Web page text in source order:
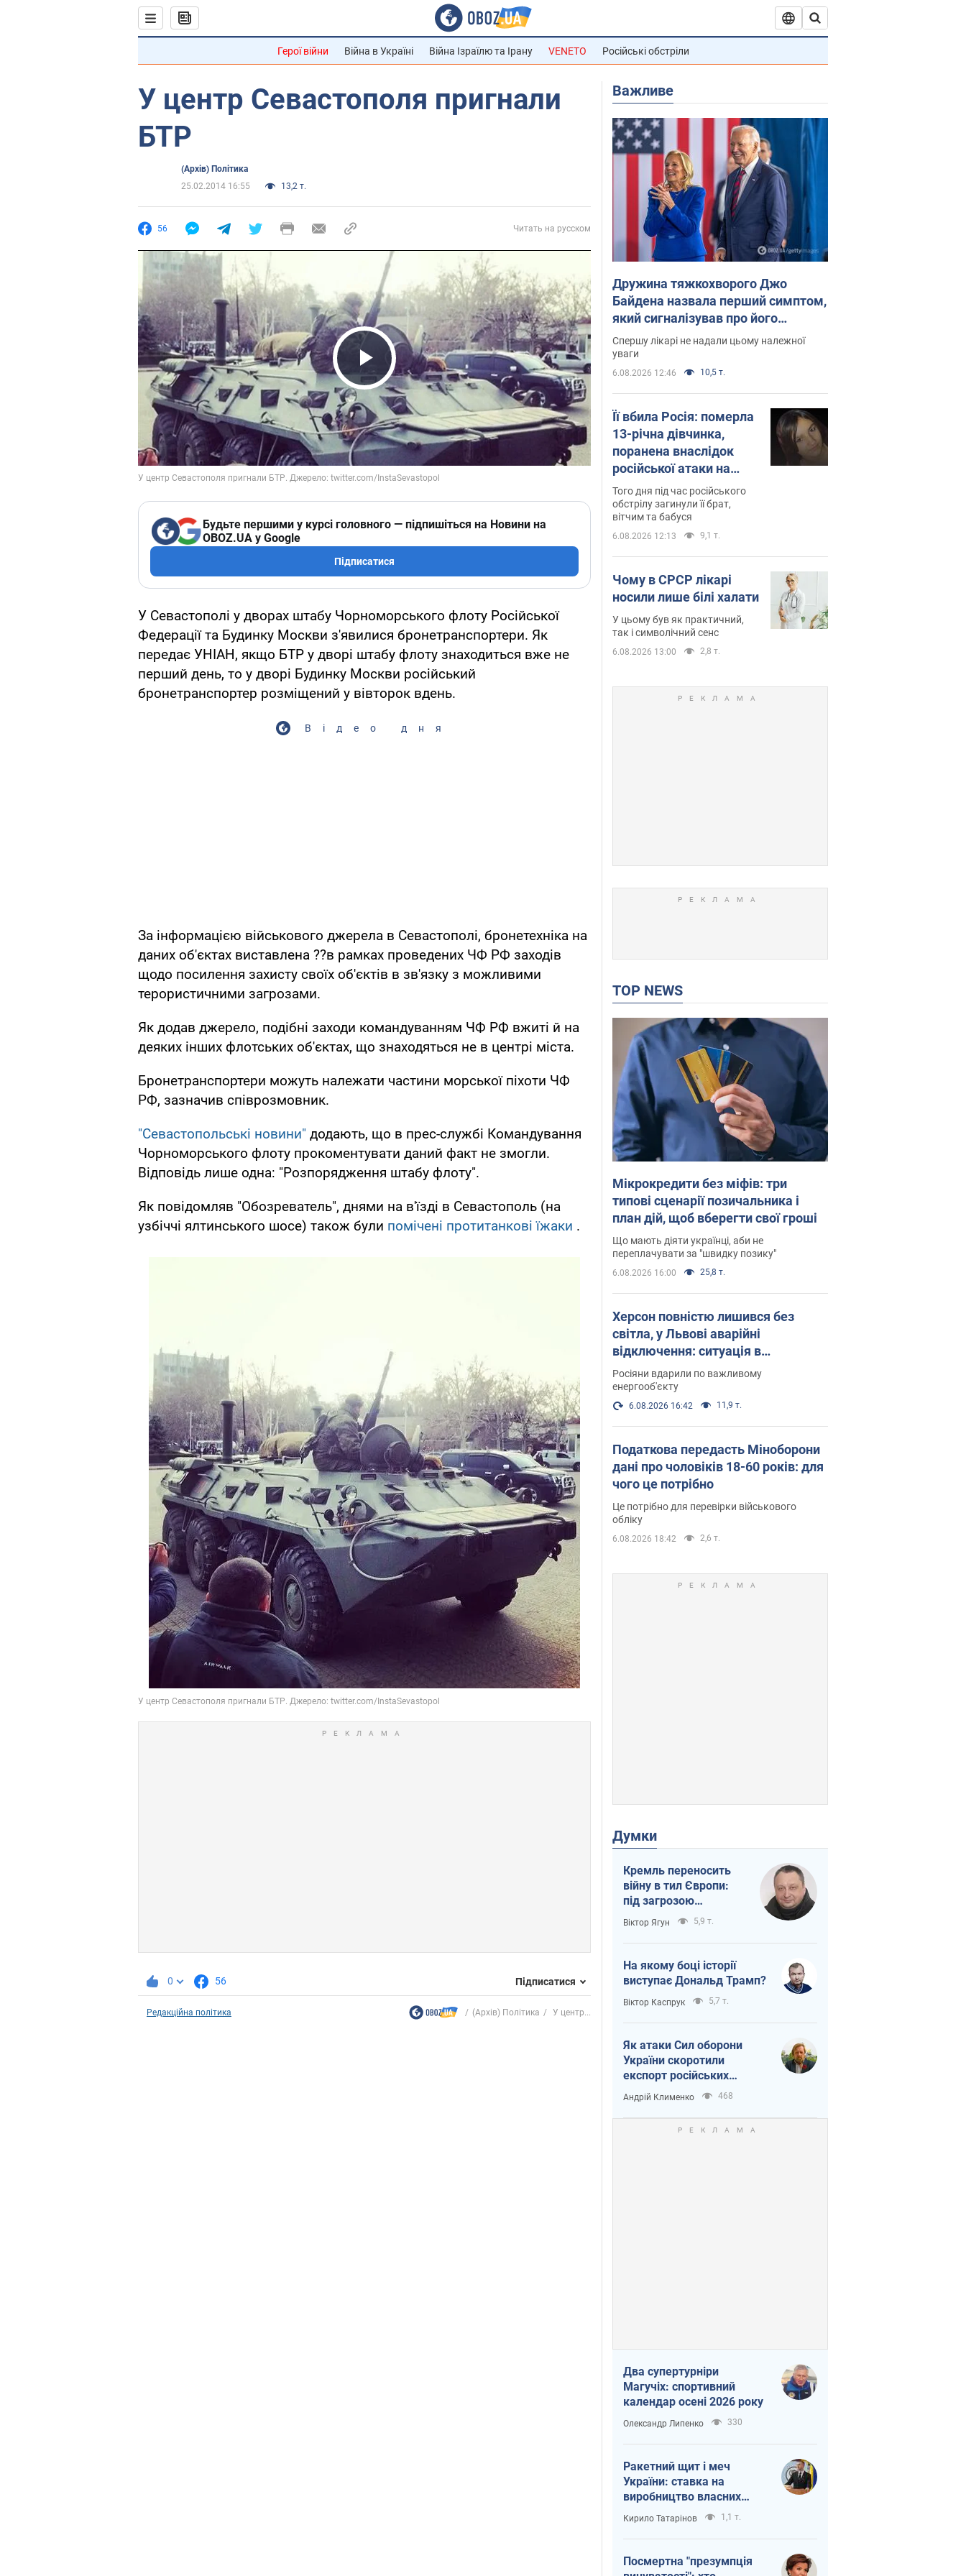
Герої війни Війна в Україні Війна Ізраїлю та Ірану VENETO Російські обстріли
У центр Севастополя пригнали
БТР
(Архів) Політика
25.02.2014 16:55
13,2 т.
56 Читать на русском
Play Video
Будьте першими у курсі головного — підпишіться на Новини на
OBOZ.UA у Google
Підписатися
У Севастополі у дворах штабу Чорноморського флоту Російської
Федерації та Будинку Москви з'явилися бронетранспортери. Як
передає УНІАН, якщо БТР у дворі штабу флоту знаходиться вже не
перший день, то у дворі Будинку Москви російський
бронетранспортер розміщений у вівторок вдень.
Відео дня
За інформацією військового джерела в Севастополі, бронетехніка на
даних об'єктах виставлена ??в рамках проведених ЧФ РФ заходів
щодо посилення захисту своїх об'єктів в зв'язку з можливими
терористичними загрозами.
Як додав джерело, подібні заходи командуванням ЧФ РФ вжиті й на
деяких інших флотських об'єктах, що знаходяться не в центрі міста.
Бронетранспортери можуть належати частини морської піхоти ЧФ
РФ, зазначив співрозмовник.
"Севастопольські новини" додають, що в прес-службі Командування
Чорноморського флоту прокоментувати даний факт не змогли.
Відповідь лише одна: "Розпорядження штабу флоту".
Як повідомляв "Обозреватель", днями на в'їзді в Севастополь (на
узбіччі ялтинського шосе) також були помічені протитанкові їжаки .
0 56 Підписатися
Редакційна політика (Архів) Політика У центр...
Важливе
Дружина тяжкохворого Джо
Байдена назвала перший симптом,
який сигналізував про його
"агресивний" рак
Спершу лікарі не надали цьому належної
уваги
6.08.2026 12:46 10,5 т.
Її вбила Росія: померла
13-річна дівчинка,
поранена внаслідок
російської атаки на
Сумщину. Фото
Того дня під час російського
обстрілу загинули її брат,
вітчим та бабуся
6.08.2026 12:13 9,1 т.
Чому в СРСР лікарі
носили лише білі халати
У цьому був як практичний,
так і символічний сенс
6.08.2026 13:00 2,8 т.
TOP NEWS
Мікрокредити без міфів: три
типові сценарії позичальника і
план дій, щоб вберегти свої гроші
Що мають діяти українці, аби не
переплачувати за "швидку позику"
6.08.2026 16:00 25,8 т.
Херсон повністю лишився без
світла, у Львові аварійні
відключення: ситуація в
енергосистемі 6 серпня
Росіяни вдарили по важливому
енергооб'єкту
6.08.2026 16:42 11,9 т.
Податкова передасть Міноборони
дані про чоловіків 18-60 років: для
чого це потрібно
Це потрібно для перевірки військового
обліку
6.08.2026 18:42 2,6 т.
Думки
Кремль переносить
війну в тил Європи:
під загрозою
критична логістика
Віктор Ягун 5,9 т.
На якому боці історії
виступає Дональд Трамп?
Віктор Каспрук 5,7 т.
Як атаки Сил оборони
України скоротили
експорт російських
нафтопродуктів
Андрій Клименко 468
Два супертурніри
Магучіх: спортивний
календар осені 2026 року
Олександр Липенко 330
Ракетний щит і меч
України: ставка на
виробництво власних
ракет
Кирило Татарінов 1,1 т.
Посмертна "презумпція